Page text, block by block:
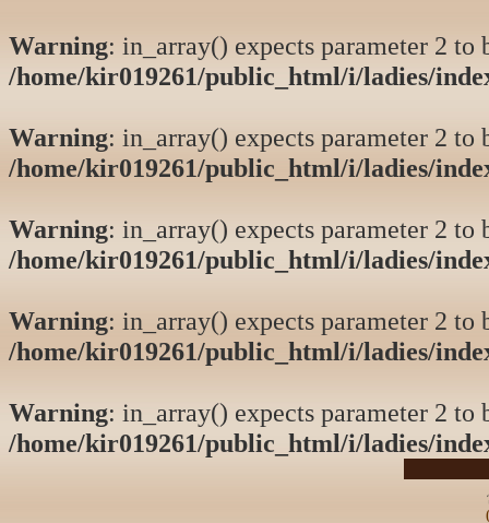
Warning: in_array() expects parameter 2 to
/home/kir019261/public_html/i/ladies/
Warning: in_array() expects parameter 2 to
/home/kir019261/public_html/i/ladies/
Warning: in_array() expects parameter 2 to
/home/kir019261/public_html/i/ladies/
Warning: in_array() expects parameter 2 to
/home/kir019261/public_html/i/ladies/
Warning: in_array() expects parameter 2 to
/home/kir019261/public_html/i/ladies/